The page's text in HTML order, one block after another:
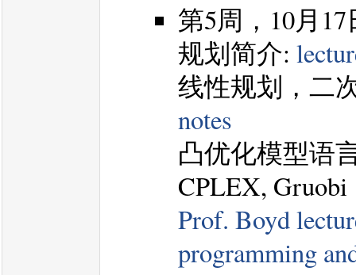
第5周，10月
规划简介:
线性规划，二
notes
凸优化模型语
CPLEX, Gruobi
Prof. Boyd
programming